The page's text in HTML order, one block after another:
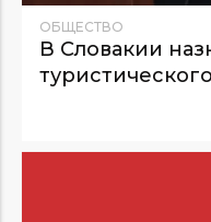
ОБЩЕСТВО
В Словакии